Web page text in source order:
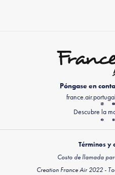
Póngase en
Descubre la
Términos y
Costo de llamada
Creation France Air 2022 -